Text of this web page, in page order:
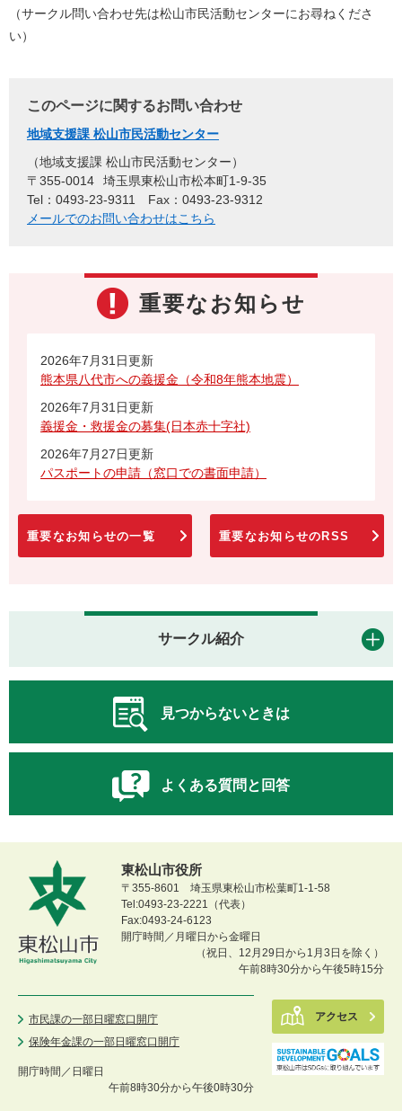
（サークル問い合わせ先は松山市民活動センターにお尋ねくださ
い）
このページに関するお問い合わせ
地域支援課 松山市民活動センター
地域支援課 松山市民活動センター
〒355-0014
埼玉県東松山市松本町1-9-35
Tel：0493-23-9311
Fax：0493-23-9312
メールでのお問い合わせはこちら
重要なお知らせ
2026年7月31日更新
熊本県八代市への義援金（令和8年熊本地震）
2026年7月31日更新
義援金・救援金の募集(日本赤十字社)
2026年7月27日更新
パスポートの申請（窓口での書面申請）
重要なお知らせの一覧 重要なお知らせのRSS
サークル紹介
見つからないときは
よくある質問と回答
東松山市役所
〒355-8601 埼玉県東松山市松葉町1-1-58
Tel:0493-23-2221（代表）
Fax:0493-24-6123
開庁時間／月曜日から金曜日
（祝日、12月29日から1月3日を除く）
午前8時30分から午後5時15分
市民課の一部日曜窓口開庁
保険年金課の一部日曜窓口開庁
開庁時間／ 日曜日
午前8時30分から午後0時30分
アクセス